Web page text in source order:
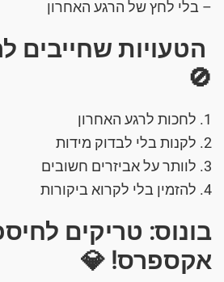
– בלי לחץ של הרגע האחרון
הטעויות שחייבים
🚫
1. לחכות לרגע האחרון
2. לקנות בלי לבדוק מידות
3. לוותר על אביזרים חשובים
4. להזמין בלי לקרוא ביקורות
בונוס: טריקים
אקספרס! 💎